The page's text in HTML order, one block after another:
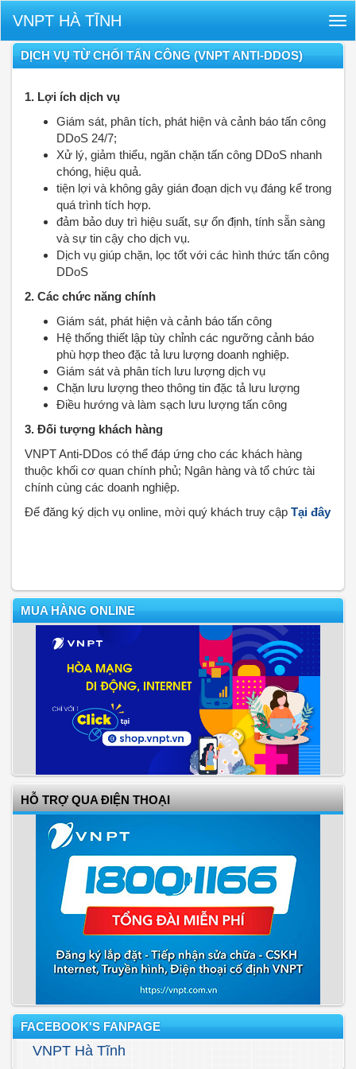
VNPT HÀ TĨNH
DỊCH VỤ TỪ CHỐI TẤN CÔNG (VNPT ANTI-DDOS)
1. Lợi ích dịch vụ
Giám sát, phân tích, phát hiện và cảnh báo tấn công
DDoS 24/7;
Xử lý, giảm thiểu, ngăn chặn tấn công DDoS nhanh
chóng, hiệu quả.
tiện lợi và không gây gián đoạn dịch vụ đáng kể trong
quá trình tích hợp.
đảm bảo duy trì hiệu suất, sự ổn định, tính sẵn sàng
và sự tin cậy cho dịch vụ.
Dịch vụ giúp chặn, lọc tốt với các hình thức tấn công
DDoS
2. Các chức năng chính
Giám sát, phát hiện và cảnh báo tấn công
Hệ thống thiết lập tùy chỉnh các ngưỡng cảnh báo
phù hợp theo đặc tả lưu lượng doanh nghiệp.
Giám sát và phân tích lưu lượng dịch vụ
Chặn lưu lượng theo thông tin đặc tả lưu lượng
Điều hướng và làm sạch lưu lượng tấn công
3. Đối tượng khách hàng
VNPT Anti-DDos có thể đáp ứng cho các khách hàng
thuộc khối cơ quan chính phủ; Ngân hàng và tổ chức tài
chính cùng các doanh nghiệp.
Để đăng ký dịch vụ online, mời quý khách truy cập Tại đây
MUA HÀNG ONLINE
HỖ TRỢ QUA ĐIỆN THOẠI
FACEBOOK'S FANPAGE
VNPT Hà Tĩnh